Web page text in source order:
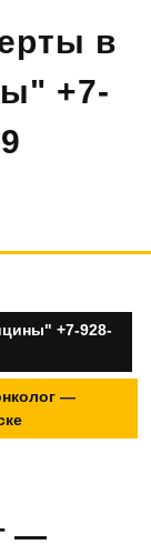
в
+7-
+7-928-
—
—